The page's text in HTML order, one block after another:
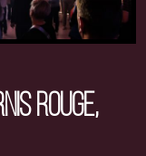
ROUGE,